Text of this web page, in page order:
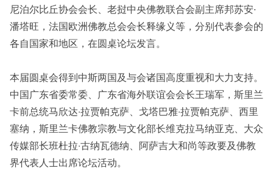
尼泊尔比丘协会会长、老挝中央佛教联合会副主席邦苏安·
潘塔旺，法国欧洲佛教总会会长释缘义等，分别代表参会的
各自国家和地区，在圆桌论坛发言。
本届圆桌会得到中斯两国及与会诸国高度重视和大力支持。
中国广东省委常委、广东省海外联谊会会长王瑞军，斯里兰
卡前总统马欣达‧拉贾帕克萨、戈塔巴雅‧拉贾帕克萨、西里
塞纳，斯里兰卡佛教宗教与文化部长维克拉马纳亚克、大众
传媒部长班杜拉‧古纳瓦德纳、阿萨吉大和尚等政要及佛教
界代表人士出席论坛活动。